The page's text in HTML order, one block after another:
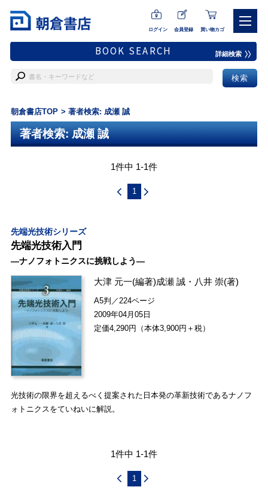
ログイン 会員登録 買い物カゴ
BOOK SEARCH 詳細検索
朝倉書店TOP 著者検索: 成瀬 誠
著者検索: 成瀬 誠
1件中 1-1件
1
先端光技術シリーズ
先端光技術入門
―ナノフォトニクスに挑戦しよう―
大津 元一(編著)成瀬 誠 ・ 八井 崇(著)
A5判／224ページ
2009年04月05日
定価4,290円（本体3,900円＋税）
光技術の限界を超えるべく提案された日本発の革新技術であるナノフ
ォトニクスをていねいに解説。
1件中 1-1件
1